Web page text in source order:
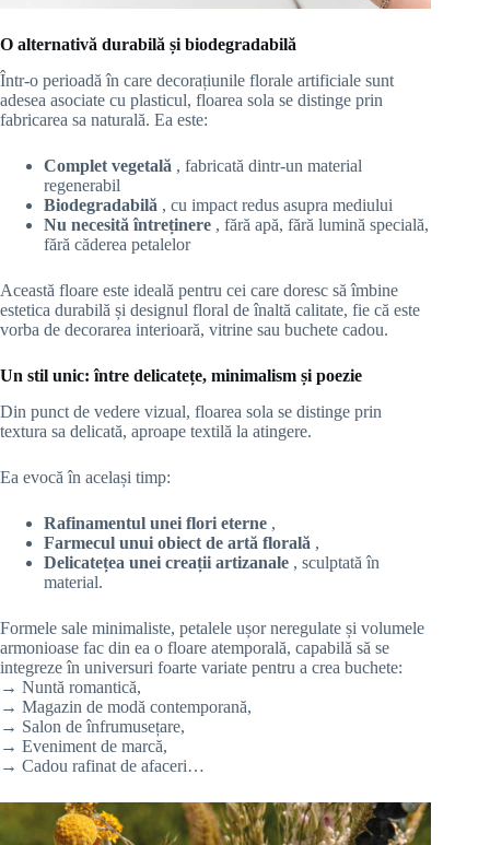
O alternativă durabilă și biodegradabilă
Într-o perioadă în care decorațiunile florale artificiale sunt
adesea asociate cu plasticul, floarea sola se distinge prin
fabricarea sa naturală. Ea este:
Complet vegetală , fabricată dintr-un material
regenerabil
Biodegradabilă , cu impact redus asupra mediului
Nu necesită întreținere , fără apă, fără lumină specială,
fără căderea petalelor
Această floare este ideală pentru cei care doresc să îmbine
estetica durabilă și designul floral de înaltă calitate, fie că este
vorba de decorarea interioară, vitrine sau buchete cadou.
Un stil unic: între delicatețe, minimalism și poezie
Din punct de vedere vizual, floarea sola se distinge prin
textura sa delicată, aproape textilă la atingere.
Ea evocă în același timp:
Rafinamentul unei flori eterne ,
Farmecul unui obiect de artă florală ,
Delicatețea unei creații artizanale , sculptată în
material.
Formele sale minimaliste, petalele ușor neregulate și volumele
armonioase fac din ea o floare atemporală, capabilă să se
integreze în universuri foarte variate pentru a crea buchete:
→ Nuntă romantică,
→ Magazin de modă contemporană,
→ Salon de înfrumusețare,
→ Eveniment de marcă,
→ Cadou rafinat de afaceri…